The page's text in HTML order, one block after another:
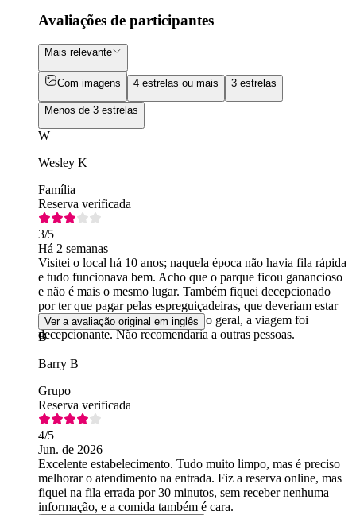
Avaliações de participantes
Mais relevante
Com imagens 4 estrelas ou mais 3 estrelas
Menos de 3 estrelas
W
Wesley K
Família
Reserva verificada
3/5
Há 2 semanas
Visitei o local há 10 anos; naquela época não havia fila rápida
e tudo funcionava bem. Acho que o parque ficou ganancioso
e não é mais o mesmo lugar. Também fiquei decepcionado
por ter que pagar pelas espreguiçadeiras, que deveriam estar
incluídas no preço do ingresso. No geral, a viagem foi
decepcionante. Não recomendaria a outras pessoas.
Ver a avaliação original em inglês
B
Barry B
Grupo
Reserva verificada
4/5
Jun. de 2026
Excelente estabelecimento. Tudo muito limpo, mas é preciso
melhorar o atendimento na entrada. Fiz a reserva online, mas
fiquei na fila errada por 30 minutos, sem receber nenhuma
informação, e a comida também é cara.